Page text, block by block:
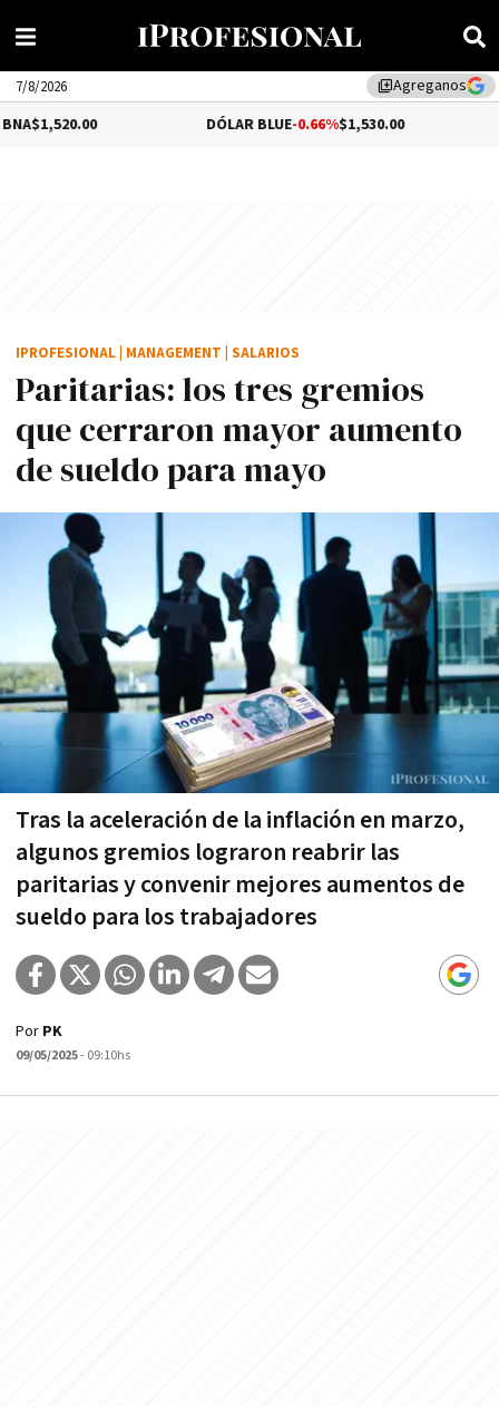
library_addAgreganos
7/8/2026
-0.66%$1,530.00
Paritarias: los tres gremios
que cerraron mayor aumento
de sueldo para mayo
Tras la aceleración de la inflación en marzo,
algunos gremios lograron reabrir las
paritarias y convenir mejores aumentos de
sueldo para los trabajadores
IPROFESIONAL MANAGEMENT SALARIOS
Por PK
09/05/2025- 09:10hs